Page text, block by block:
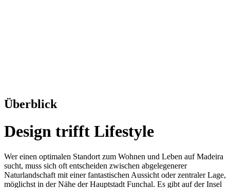
Überblick
Design trifft Lifestyle
Wer einen optimalen Standort zum Wohnen und Leben auf Madeira
sucht, muss sich oft entscheiden zwischen abgelegenerer
Naturlandschaft mit einer fantastischen Aussicht oder zentraler Lage,
möglichst in der Nähe der Hauptstadt Funchal. Es gibt auf der Insel